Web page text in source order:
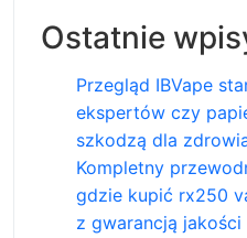
Ostatnie
Przegląd IBVape
ekspertów czy
szkodzą dla
Kompletny
gdzie kupić rx250
z gwarancją jakości